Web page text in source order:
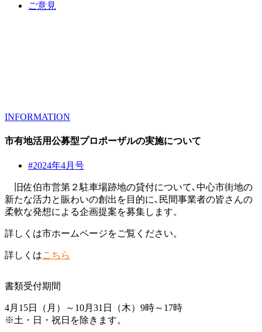
ご意見
INFORMATION
市有地活用公募型プロポーザルの実施について
#2024年4月号
旧佐伯市営第２駐車場跡地の貸付について､中心市街地の
新たな活力と賑わいの創出を目的に､民間事業者の皆さんの
柔軟な発想による企画提案を募集します。
詳しくは市ホームページをご覧ください。
詳しくはこちら
書類受付期間
4月15日（月）～10月31日（木）9時～17時
※土・日・祝日を除きます。